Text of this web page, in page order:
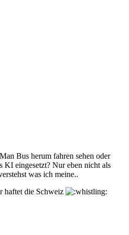
Bus herum fahren sehen oder
KI eingesetzt? Nur eben nicht als
was ich meine..
haftet die Schweiz